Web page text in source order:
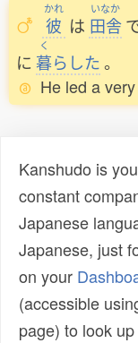
かれ
彼 は
いなか
田舎
に
く
暮らした。
He led a
Kanshudo is
constant
Japanese
Japanese, just
on your
(accessible
page) to look